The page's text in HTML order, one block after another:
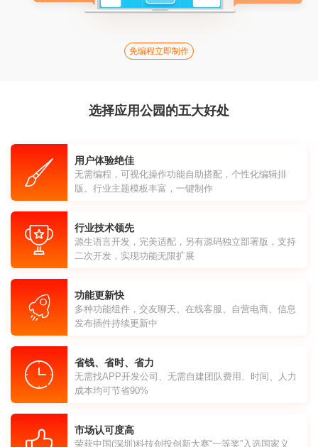
免编程立即制作
选择应用公园的五大好处
用户体验绝佳
无需编程，可视化操作功能自助搭配，个性化编辑排
版。行业主题模板丰富，一键制作
行业技术领先
源生语言开发，完美适配，另有源码独立部署版，支持
二次开发，实现功能无限扩展
功能更新快
多种功能组件，交友聊天、在线客服、自营电商、信息
发布插件持续更新中
省钱、省时、省力
无需找APP开发公司、无需自建团队费用、时间、人力
成本均可节省90%
市场认可度高
荣获中国(深圳)科技创投创新大赛“一等奖”入选国家义